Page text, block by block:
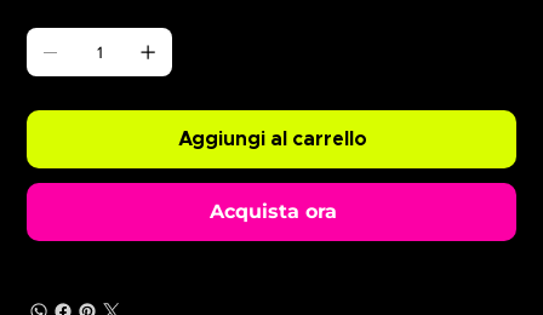
Aggiungi al carrello
Acquista ora